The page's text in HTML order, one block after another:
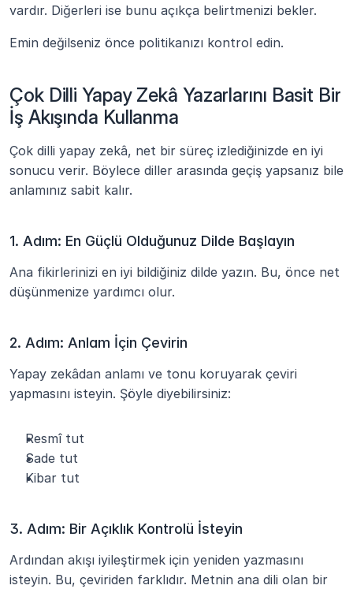
vardır. Diğerleri ise bunu açıkça belirtmenizi bekler.
Emin değilseniz önce politikanızı kontrol edin.
Çok Dilli Yapay Zekâ Yazarlarını Basit Bir
İş Akışında Kullanma
Çok dilli yapay zekâ, net bir süreç izlediğinizde en iyi
sonucu verir. Böylece diller arasında geçiş yapsanız bile
anlamınız sabit kalır.
1. Adım: En Güçlü Olduğunuz Dilde Başlayın
Ana fikirlerinizi en iyi bildiğiniz dilde yazın. Bu, önce net
düşünmenize yardımcı olur.
2. Adım: Anlam İçin Çevirin
Yapay zekâdan anlamı ve tonu koruyarak çeviri
yapmasını isteyin. Şöyle diyebilirsiniz:
Resmî tut
Sade tut
Kibar tut
3. Adım: Bir Açıklık Kontrolü İsteyin
Ardından akışı iyileştirmek için yeniden yazmasını
isteyin. Bu, çeviriden farklıdır. Metnin ana dili olan bir